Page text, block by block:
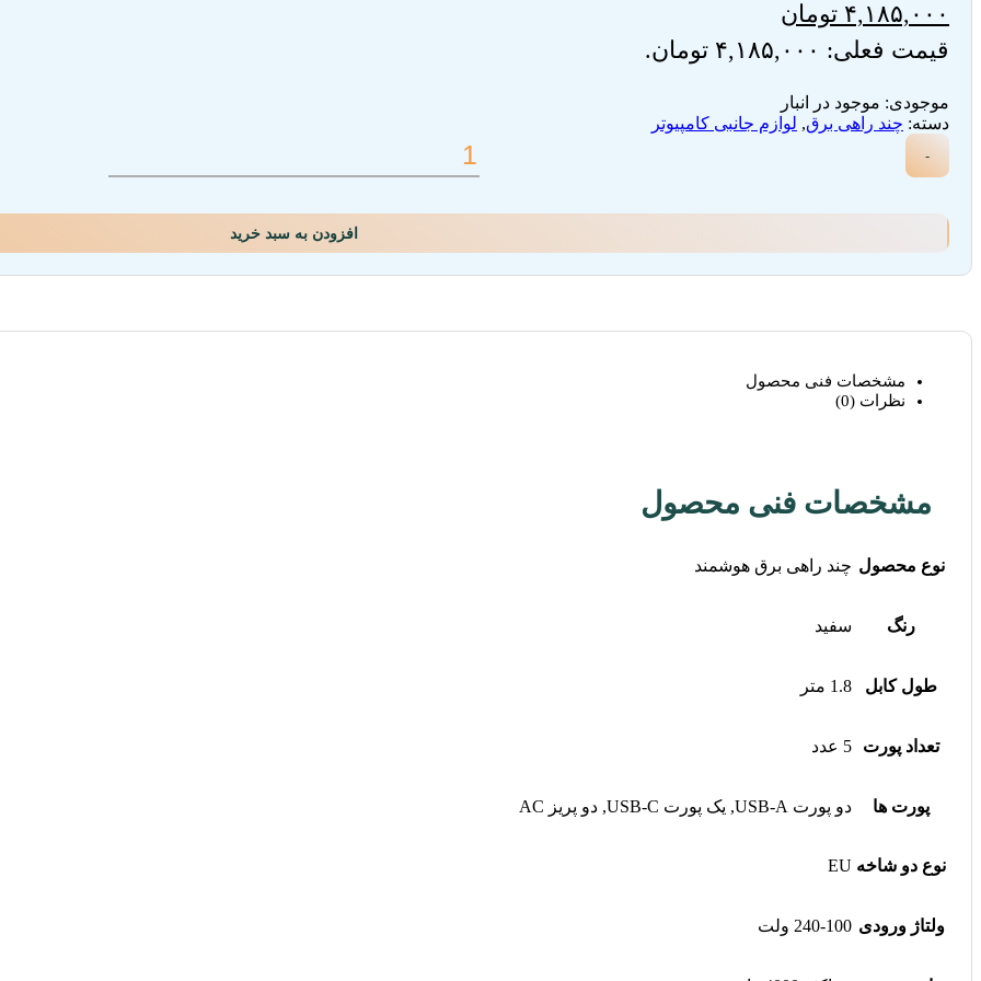
۴,۱۸۵,۰۰۰ تومان
قیمت فعلی: ۴,۱۸۵,۰۰۰ تومان.
موجودی: موجود در انبار
دسته: چند راهی برق, لوازم جانبی کامپیوتر
-
افزودن به سبد خرید
مشخصات فنی محصول
نظرات (0)
مشخصات فنی محصول
نوع محصول چند راهی برق هوشمند
رنگ سفید
طول کابل 1.8 متر
تعداد پورت 5 عدد
پورت ها دو پورت USB-A, یک پورت USB-C, دو پریز AC
نوع دو شاخه EU
ولتاژ ورودی 240-100 ولت